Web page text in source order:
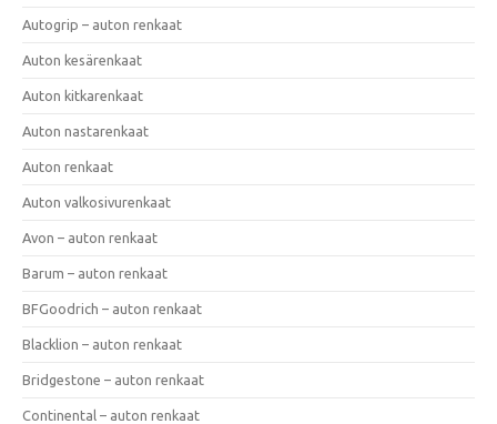
Autogrip – auton renkaat
Auton kesärenkaat
Auton kitkarenkaat
Auton nastarenkaat
Auton renkaat
Auton valkosivurenkaat
Avon – auton renkaat
Barum – auton renkaat
BFGoodrich – auton renkaat
Blacklion – auton renkaat
Bridgestone – auton renkaat
Continental – auton renkaat